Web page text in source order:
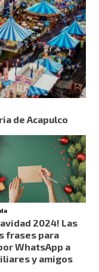
de Acapulco
2024! Las
frases para
WhatsApp a
y amigos